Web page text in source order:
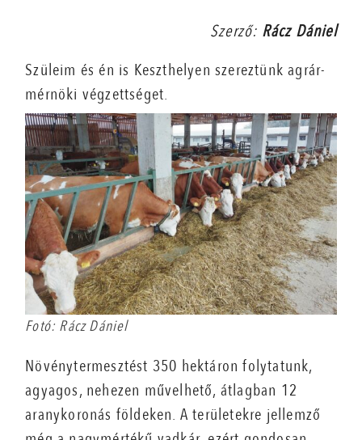
Szerző: Rácz Dániel
Szüleim és én is Keszthelyen szereztünk agrár­
mérnöki végzettséget.
Fotó: Rácz Dániel
Növénytermesztést 350 hektáron folytatunk,
agyagos, nehezen művelhető, átlagban 12
aranykoronás földeken. A területekre jellemző